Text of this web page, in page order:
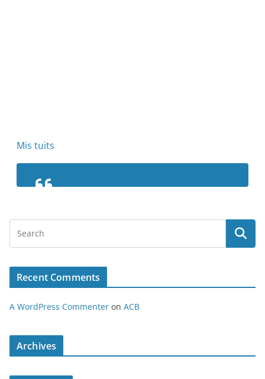
Mis tuits
Recent Comments
A WordPress Commenter on ACB
Archives